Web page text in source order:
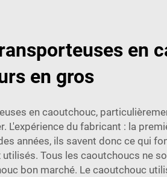
en
en gros
en caoutchouc,
du fabricant : la
années, ils savent donc ce qui
Tous les caoutchoucs ne
bon marché. Le caoutchouc